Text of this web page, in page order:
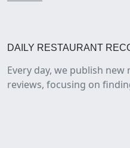
DAILY RESTAURANT
Every day, we publish
reviews, focusing on